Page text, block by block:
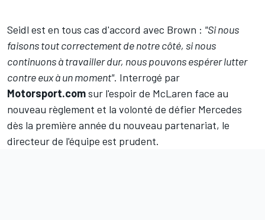
Seidl est en tous cas d'accord avec Brown : "Si nous
faisons tout correctement de notre côté, si nous
continuons à travailler dur, nous pouvons espérer lutter
contre eux à un moment". Interrogé par
Motorsport.comsur l'espoir de McLaren face au
nouveau règlement et la volonté de défier Mercedes
dès la première année du nouveau partenariat, le
directeur de l'équipe est prudent.